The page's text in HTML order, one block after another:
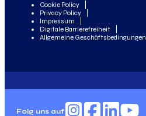
Cookie Policy
Privacy Policy
Impressum
Digitale Barrierefreiheit
Allgemeine Geschäftsbedingungen
Folg uns auf